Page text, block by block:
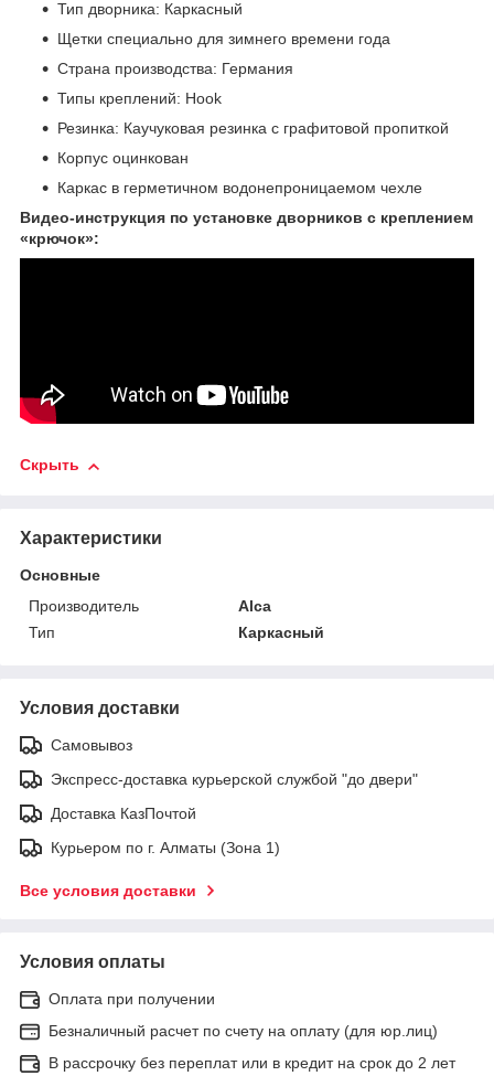
Тип дворника: Каркасный
Щетки специально для зимнего времени года
Страна производства: Германия
Типы креплений: Hook
Резинка: Каучуковая резинка с графитовой пропиткой
Корпус оцинкован
Каркас в герметичном водонепроницаемом чехле
Видео-инструкция по установке дворников с креплением
«крючок»:
Скрыть
Характеристики
Основные
Производитель
Alca
Тип
Каркасный
Условия доставки
Самовывоз
Экспресс-доставка курьерской службой "до двери"
Доставка КазПочтой
Курьером по г. Алматы (Зона 1)
Все условия доставки
Условия оплаты
Оплата при получении
Безналичный расчет по счету на оплату (для юр.лиц)
В рассрочку без переплат или в кредит на срок до 2 лет